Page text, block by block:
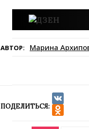
АВТОР: Марина
ПОДЕЛИТЬСЯ:
VK